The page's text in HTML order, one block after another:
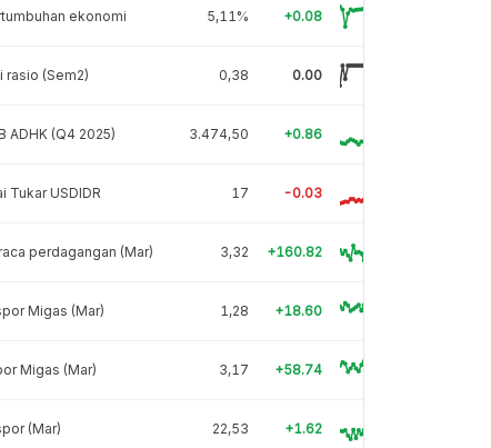
ekonomi 5,11% +0.08
rasio (Sem2) 0,38 0.00
ADHK (Q4 2025) 3.474,50 +0.86
Tukar USDIDR 17 -0.03
perdagangan (Mar) 3,32 +160.82
Migas (Mar) 1,28 +18.60
Migas (Mar) 3,17 +58.74
(Mar) 22,53 +1.62